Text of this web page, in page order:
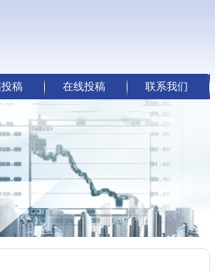
稿 在线投稿 联系我们